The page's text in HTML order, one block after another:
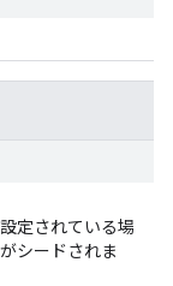
定されている場
シードされま